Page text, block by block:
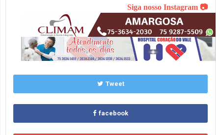
Siga nosso Instagram 📷
Tweet
facebook